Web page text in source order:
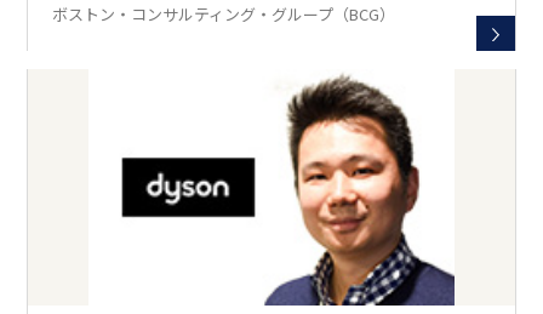
ボストン・コンサルティング・グループ（BCG）